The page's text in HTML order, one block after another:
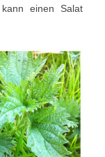
einen Salat